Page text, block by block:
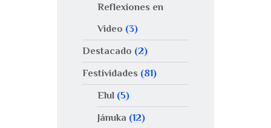
Reflexiones en
Video (3)
Destacado (2)
Festividades (81)
Elul(5)
Jánuka (12)